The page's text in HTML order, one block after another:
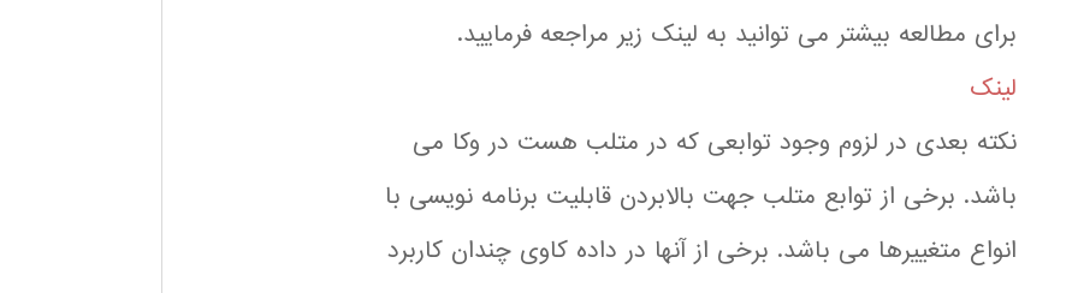
برای مطالعه بیشتر می توانید به لینک زیر مراجعه فرمایید.
لینک
نکته بعدی در لزوم وجود توابعی که در متلب هست در وکا می
باشد. برخی از توابع متلب جهت بالابردن قابلیت برنامه نویسی با
انواع متغییرها می باشد. برخی از آنها در داده کاوی چندان کاربرد